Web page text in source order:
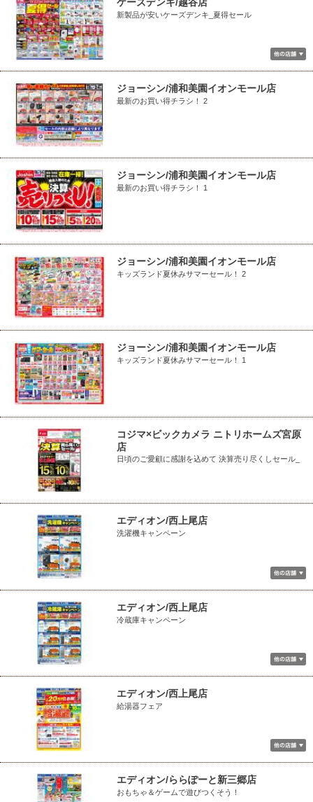
新製品が安いケーズデンキ_夏得セール
ジョーシン/浦和美園イオンモール店
最新のお買い得チラシ！ 2
ジョーシン/浦和美園イオンモール店
最新のお買い得チラシ！ 1
ジョーシン/浦和美園イオンモール店
キッズランド夏休みサマーセール！ 2
ジョーシン/浦和美園イオンモール店
キッズランド夏休みサマーセール！ 1
コジマ×ビックカメラ ニトリホームズ宮原
店
日頃のご愛顧に感謝を込めて 決算売り尽くしセール_
エディオン/西上尾店
洗濯機キャンペーン
エディオン/西上尾店
冷蔵庫キャンペーン
エディオン/西上尾店
給湯器フェア
エディオン/ららぽーと新三郷店
おもちゃ＆ゲームで遊びつくそう！